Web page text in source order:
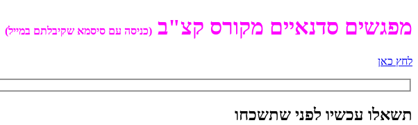
מפגשים סדנאיים מקורס קצ"ב (כניסה עם סיסמא שקיבלתם במייל)
לחץ כאן
תשאלו עכשיו לפני שתשכחו